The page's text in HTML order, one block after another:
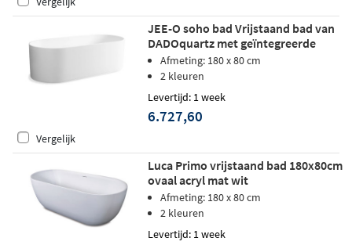
JEE-O soho bad Vrijstaand bad van
DADOquartz met geïntegreerde
overloop Wit
Afmeting: 180 x 80 cm
2 kleuren
Levertijd: 1 week
6.727,60
Vergelijk
Luca Primo vrijstaand bad 180x80cm
ovaal acryl mat wit
Afmeting: 180 x 80 cm
2 kleuren
Levertijd: 1 week